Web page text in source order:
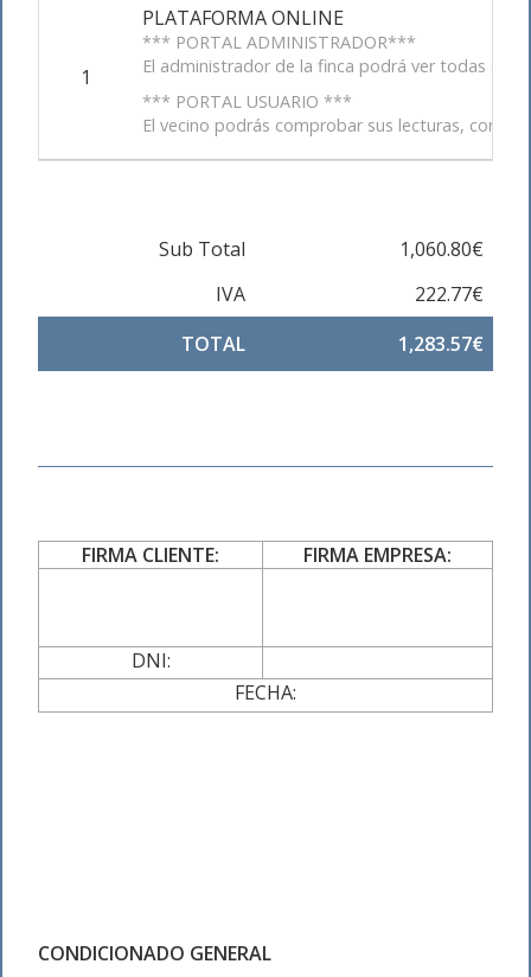
1
PLATAFORMA ONLINE
*** PORTAL ADMINISTRADOR***
El administrador de la finca podrá ver todas sus
*** PORTAL USUARIO ***
El vecino podrás comprobar sus lecturas,
Sub Total
1,060.80€
IVA
222.77€
TOTAL
1,283.57€
FIRMA CLIENTE: FIRMA EMPRESA:
DNI:
FECHA:
CONDICIONADO GENERAL